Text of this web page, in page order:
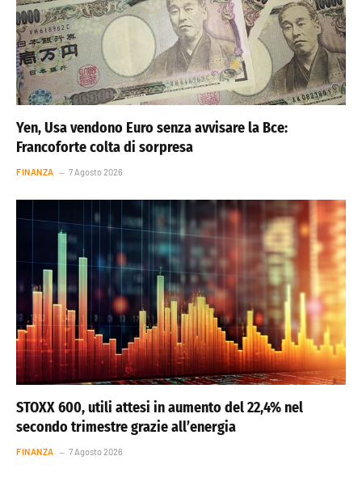
Yen, Usa vendono Euro senza avvisare la Bce:
Francoforte colta di sorpresa
FINANZA 7 Agosto 2026
STOXX 600, utili attesi in aumento del 22,4% nel
secondo trimestre grazie all’energia
FINANZA 7 Agosto 2026